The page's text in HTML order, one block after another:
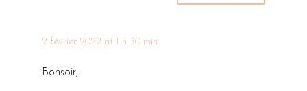
2 février 2022 at 1 h 30 min
Bonsoir,